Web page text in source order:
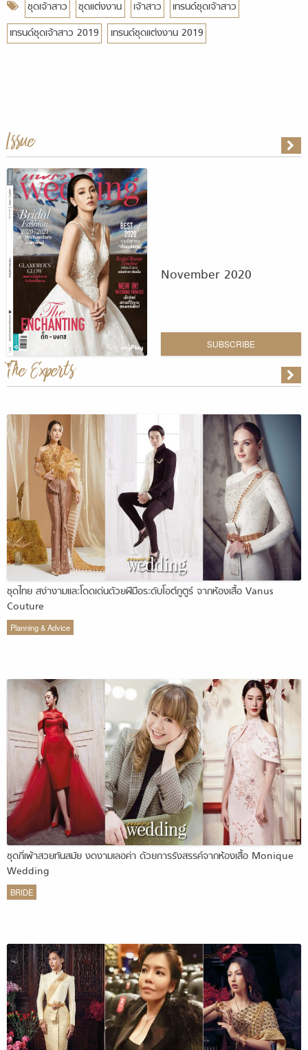
ชุดเจ้าสาว ชุดแต่งงาน เจ้าสาว
เทรนด์ชุดเจ้าสาว
เทรนด์ชุดเจ้าสาว 2019
เทรนด์ชุดแต่งงาน 2019
Issue
November 2020
SUBSCRIBE
The Experts
ชุดไทย สง่างามและโดดเด่นด้วยฝีมือระดับโอต์กูตูร์ จากห้องเสื้อ Vanus
Couture
Planning & Advice
ชุดกี่เพ้าสวยทันสมัย งดงามเลอค่า ด้วยการรังสรรค์จากห้องเสื้อ Monique
Wedding
BRIDE